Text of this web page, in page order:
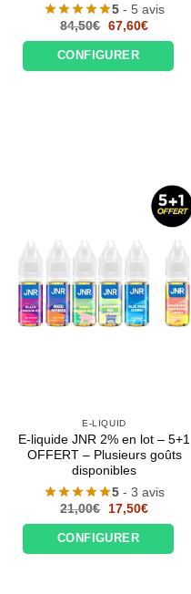
5 - 5 avis
84,50€ Le
initial
était :
84,50€.
67,60€Le
actuel
67,60€.
CONFIGURER
E-LIQUID
E-liquide JNR 2% en lot – 5+1
OFFERT – Plusieurs goûts
disponibles
5 - 3 avis
21,00€
Le
initial
était :
21,00€.
17,50€Le
actuel
17,50€.
CONFIGURER